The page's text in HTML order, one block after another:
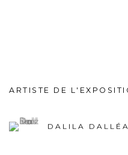
ARTISTE DE
DALILA